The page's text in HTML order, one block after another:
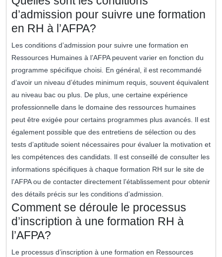
d’admission pour suivre une formation
en RH à l’AFPA?
Les conditions d’admission pour suivre une formation en
Ressources Humaines à l’AFPA peuvent varier en fonction du
programme spécifique choisi. En général, il est recommandé
d’avoir un niveau d’études minimum requis, souvent équivalent
au niveau bac ou plus. De plus, une certaine expérience
professionnelle dans le domaine des ressources humaines
peut être exigée pour certains programmes plus avancés. Il est
également possible que des entretiens de sélection ou des
tests d’aptitude soient nécessaires pour évaluer la motivation et
les compétences des candidats. Il est conseillé de consulter les
informations spécifiques à chaque formation RH sur le site de
l’AFPA ou de contacter directement l’établissement pour obtenir
des détails précis sur les conditions d’admission.
Comment se déroule le processus
d’inscription à une formation RH à
l’AFPA?
Le processus d’inscription à une formation en Ressources